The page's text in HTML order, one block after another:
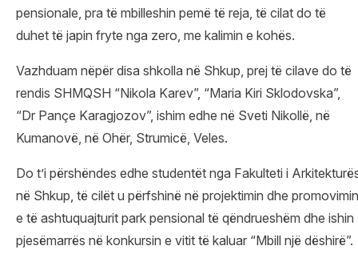
pensionale, pra të mbilleshin pemë të reja, të cilat do të
duhet të japin fryte nga zero, me kalimin e kohës.
Vazhduam nëpër disa shkolla në Shkup, prej të cilave do të
rendis SHMQSH “Nikola Karev”, “Maria Kiri Sklodovska”,
“Dr Pançe Karagjozov”, ishim edhe në Sveti Nikollë, në
Kumanovë, në Ohër, Strumicë, Veles.
Do t’i përshëndes edhe studentët nga Fakulteti i
në Shkup, të cilët u përfshinë në projektimin dhe promovimin
e të ashtuquajturit park pensional të qëndrueshëm dhe ishin
pjesëmarrës në konkursin e vitit të kaluar “Mbill një dëshirë”.